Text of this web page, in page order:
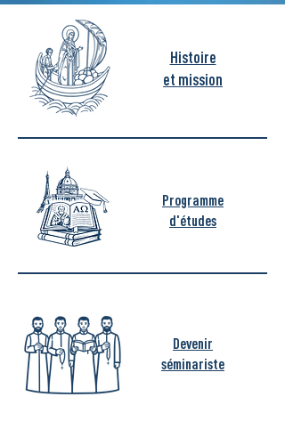
Histoire
et mission
Programme
d'études
Devenir
séminariste